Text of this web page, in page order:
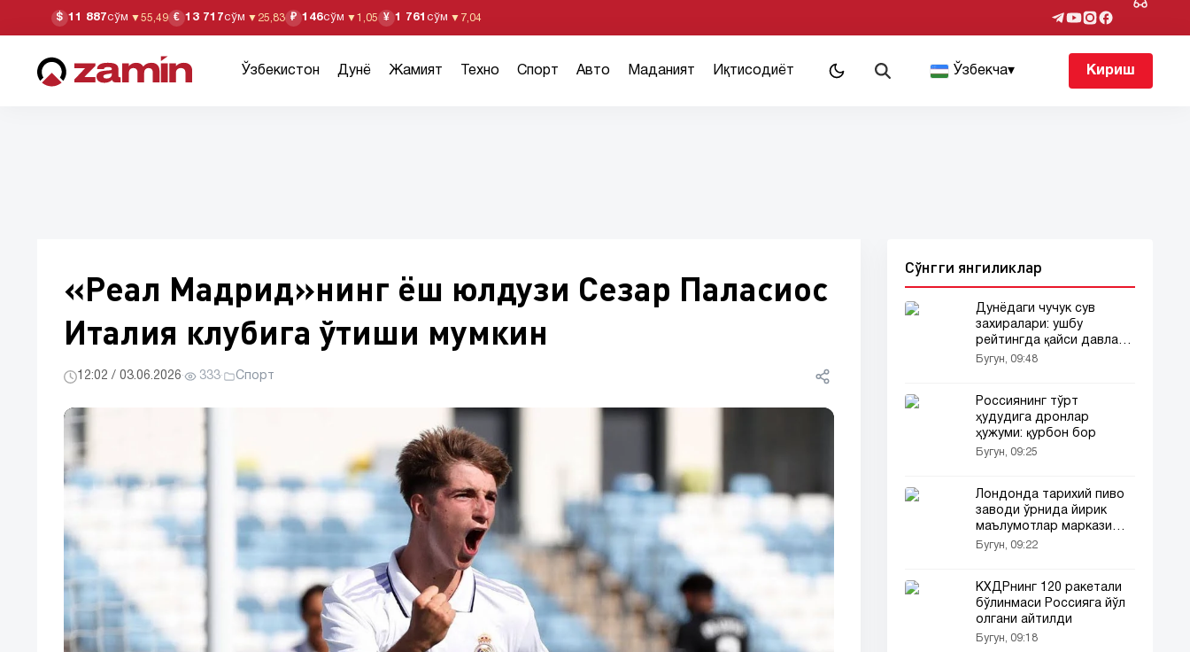
$ 11 887сўм ▼55,49 € 13 717сўм ▼ 25,83 ₽ 146сўм ▼1,05 ¥ 1 761 сўм ▼ 7,04
Ўзбекистон Дунё Жамият Техно Спорт Авто Маданият Иқтисодиёт Ўзбекча▾ Кириш
«Реал Мадрид»нинг ёш юлдузи Сезар Паласиос
Италия клубига ўтиши мумкин
12:02 / 03.06.2026· 333· Спорт
Сўнгги янгиликлар
Дунёдаги чучук сув
захиралари: ушбу
рейтингда қайси давлат
етакчи?
Бугун, 09:48
Россиянинг тўрт
ҳудудига дронлар
ҳужуми: қурбон бор
Бугун, 09:25
Лондонда тарихий пиво
заводи ўрнида йирик
маълумотлар маркази
қурилади
Бугун, 09:22
КХДРнинг 120 ракетали
бўлинмаси Россияга йўл
олгани айтилди
Бугун, 09:18